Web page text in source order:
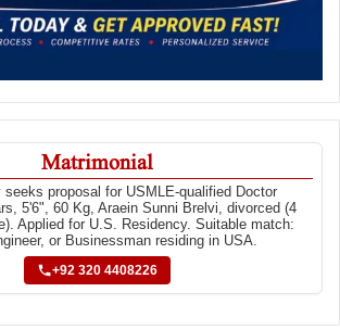
Matrimonial
seeks proposal for USMLE-qualified Doctor
5'6", 60 Kg, Araein Sunni Brelvi, divorced (4
Applied for U.S. Residency. Suitable match:
or Businessman residing in USA.
+92 320 4408226